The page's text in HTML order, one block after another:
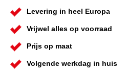
Levering in heel Europa
Vrijwel alles op voorraad
Prijs op maat
Volgende werkdag in huis